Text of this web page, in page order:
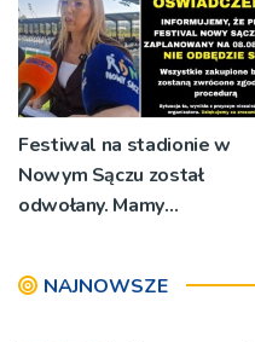
Festiwal na stadionie w
Nowym Sączu został
odwołany. Mamy
NAJNOWSZE